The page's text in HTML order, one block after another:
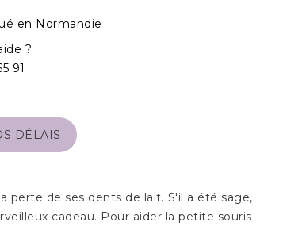
en Normandie
?
91
DÉLAIS
perte de ses dents de lait. S'il a été sage,
cadeau. Pour aider la petite souris